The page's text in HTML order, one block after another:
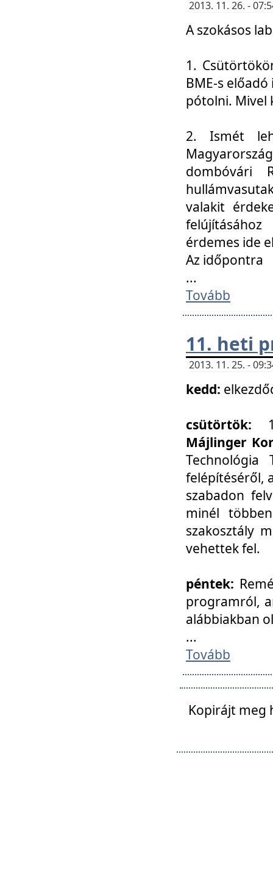
2013. 11. 26. -
A szokásos
1.
BME-s
pótolni. Mivel
2. Ismét
dombóvári
valakit
érdemes ide
Az időpontra
...
Tovább
11. heti
2013. 11. 25. -
kedd:
csütörtök:
Májlinger
Technológia
felépítéséről,
szabadon
minél
szakosztály
vehettek fel.
péntek:
programról,
alábbiakban
...
Tovább
Kopirájt meg